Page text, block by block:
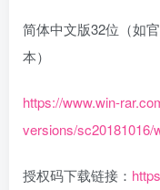
简体中文版32位（如
本）
https://www.win-
versions/sc20181016/
授权码下载链接：